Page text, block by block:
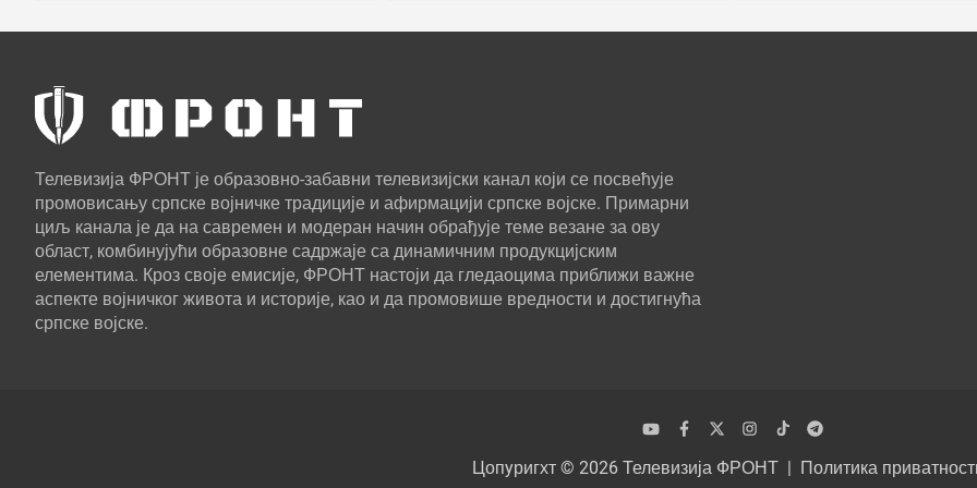
Телевизија ФРОНТ је образовно-забавни телевизијски канал који се посвећује
промовисању српске војничке традиције и афирмацији српске војске. Примарни
циљ канала је да на савремен и модеран начин обрађује теме везане за ову
област, комбинујући образовне садржаје са динамичним продукцијским
елементима. Кроз своје емисије, ФРОНТ настоји да гледаоцима приближи важне
аспекте војничког живота и историје, као и да промовише вредности и достигнућа
српске војске.
Цопyригхт © 2026 Телевизија ФРОНТ Политика